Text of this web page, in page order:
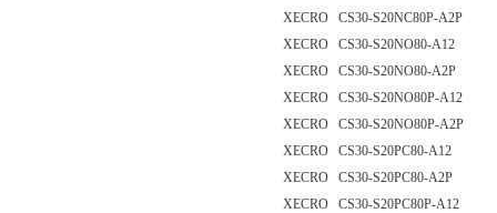
XECRO CS30-S20NC80P-A2P
XECRO CS30-S20NO80-A12
XECRO CS30-S20NO80-A2P
XECRO CS30-S20NO80P-A12
XECRO CS30-S20NO80P-A2P
XECRO CS30-S20PC80-A12
XECRO CS30-S20PC80-A2P
XECRO CS30-S20PC80P-A12